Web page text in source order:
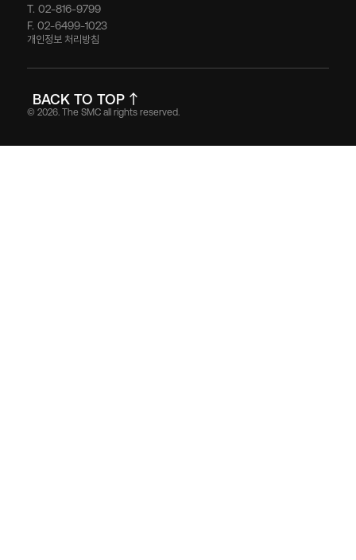
T. 02-816-9799
F. 02-6499-1023
개인정보 처리방침
© 2026. The SMC all rights reserved.
BACK TO TOP